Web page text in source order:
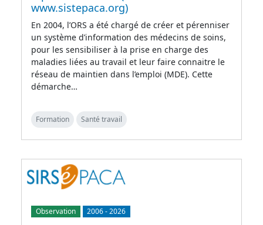
www.sistepaca.org)
En 2004, l’ORS a été chargé de créer et pérenniser
un système d’information des médecins de soins,
pour les sensibiliser à la prise en charge des
maladies liées au travail et leur faire connaitre le
réseau de maintien dans l’emploi (MDE). Cette
démarche…
Formation Santé travail
Observation 2006-2026